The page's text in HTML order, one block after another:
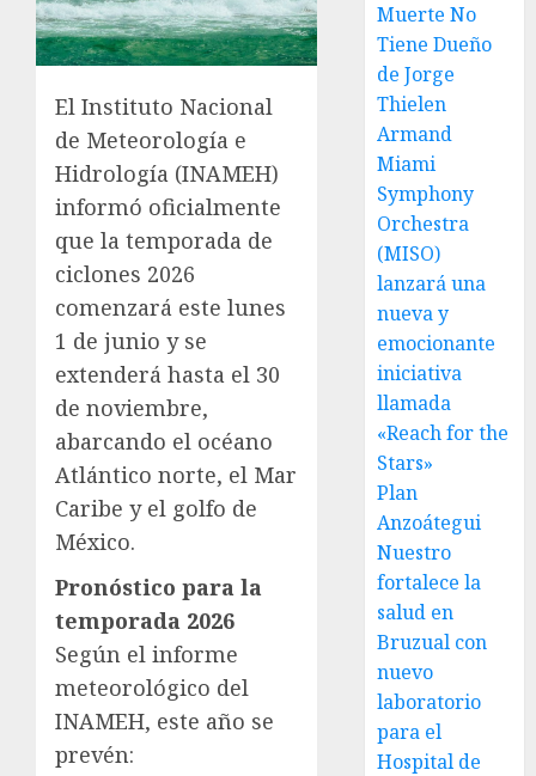
El Instituto Nacional
de Meteorología e
Hidrología (INAMEH)
informó oficialmente
que la temporada de
ciclones 2026
comenzará este lunes
1 de junio y se
extenderá hasta el 30
de noviembre,
abarcando el océano
Atlántico norte, el Mar
Caribe y el golfo de
México.
Pronóstico para la
temporada 2026
Según el informe
meteorológico del
INAMEH, este año se
prevén:
Muerte No
Tiene Dueño
de Jorge
Thielen
Armand
Miami
Symphony
Orchestra
(MISO)
lanzará una
nueva y
emocionante
iniciativa
llamada
«Reach for the
Stars»
Plan
Anzoátegui
Nuestro
fortalece la
salud en
Bruzual con
nuevo
laboratorio
para el
Hospital de